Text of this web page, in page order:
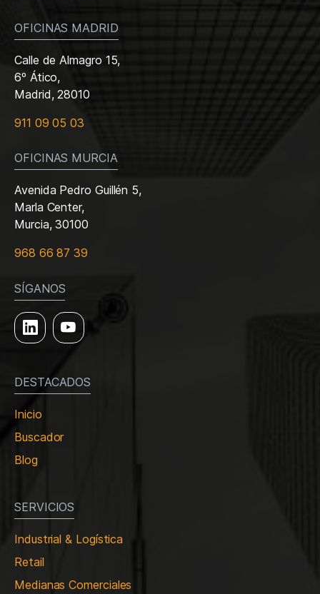
OFICINAS MADRID
Calle de Almagro 15,
6º Ático,
Madrid, 28010
911 09 05 03
OFICINAS MURCIA
Avenida Pedro Guillén 5,
Marla Center,
Murcia, 30100
968 66 87 39
SÍGANOS
DESTACADOS
Inicio
Buscador
Blog
SERVICIOS
Industrial & Logística
Retail
Medianas Comerciales